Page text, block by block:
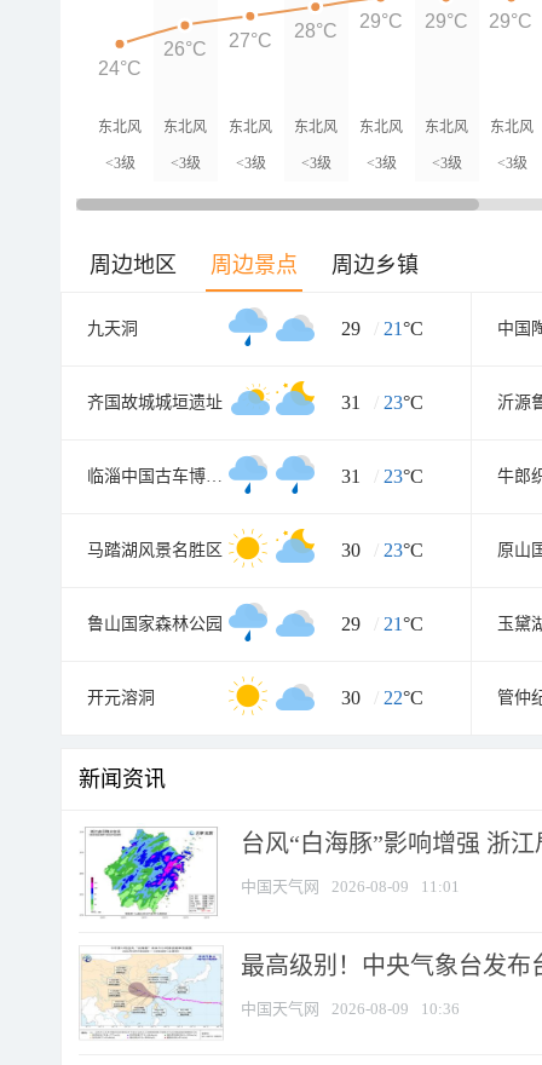
东北风
<3级
东北风
<3级
东北风
<3级
东北风
<3级
东北风
<3级
东北风
<3级
东北风
<3级
24°C
26°C 27°C 28°C 29°C 29°C 29°C
周边地区 周边景点 周边乡镇
九天洞 29 / 21°C 中国
齐国故城城垣遗址 31 / 23°C
临淄中国古车博物馆 31 / 23°C 牛郎
马踏湖风景名胜区 30 / 23°C 原山
鲁山国家森林公园 29 / 21°C
开元溶洞 30 / 22°C 管仲
新闻资讯
台风“白海豚”影响增强 浙
中国天气网 2026-08-09 11:01
最高级别！中央气象台发布
中国天气网 2026-08-09 10:36